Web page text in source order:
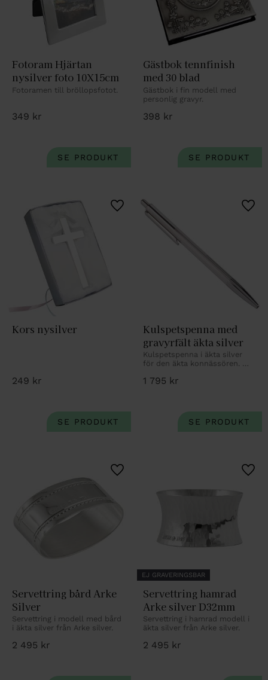
Fotoram Hjärtan
nysilver foto 10X15cm
Fotoramen till bröllopsfotot.
349 kr
Gästbok tennfinish
med 30 blad
Gästbok i fin modell med
personlig gravyr.
398 kr
Kors nysilver
249 kr
Lägg till i favoriter
Kulspetspenna med
gravyrfält äkta silver
Kulspetspenna i äkta silver
för den äkta konnässören.
1 795 kr
Servettring bård Arke
Silver
Servettring i modell med bård
i äkta silver från Arke silver.
2 495 kr
Lägg till i favoriter
EJ GRAVERINGSBAR
Servettring hamrad
Arke silver D32mm
Servettring i hamrad modell i
äkta silver från Arke silver.
2 495 kr